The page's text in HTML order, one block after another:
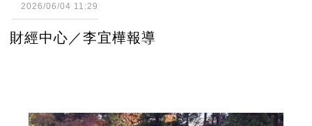
2026/06/04 11:29
財經中心／李宜樺報導